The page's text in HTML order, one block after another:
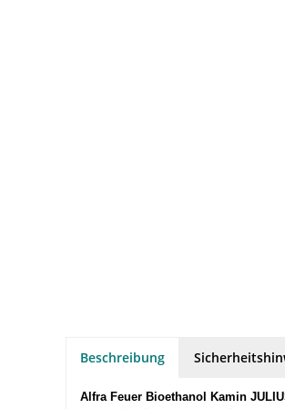
Beschreibung
Alfra Feuer Bioethanol Kamin